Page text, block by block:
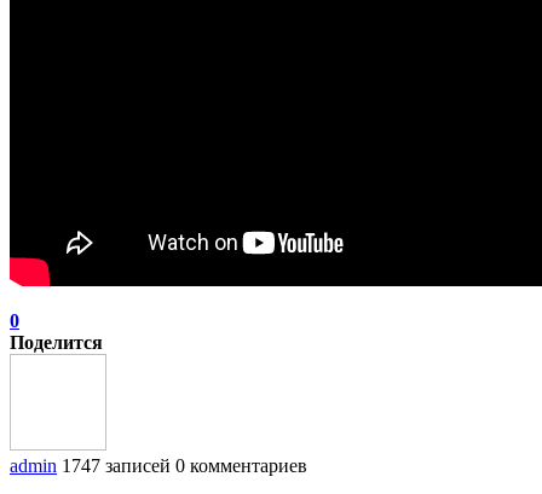
0
Поделится
admin 1747 записей 0 комментариев